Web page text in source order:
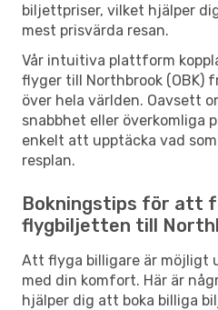
biljettpriser, vilket hjälper
mest prisvärda resan.
Vår intuitiva plattform
flyger till Northbrook (OBK)
över hela världen. Oavsett
snabbhet eller överkomliga
enkelt att upptäcka vad
resplan.
Bokningstips för att
flygbiljetten till
Att flyga billigare är möjligt
med din komfort. Här är
hjälper dig att boka billiga